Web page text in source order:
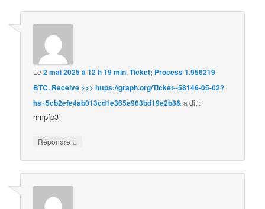
Le2 mai 2025 à 12 h 19 min,Ticket; Process 1.956219
BTC. Receive >>> https://graph.org/Ticket--58146-05-02?
hs=5cb2efe4ab013cd1e365e963bd19e2b8& a dit :
nmpfp3
Répondre ↓